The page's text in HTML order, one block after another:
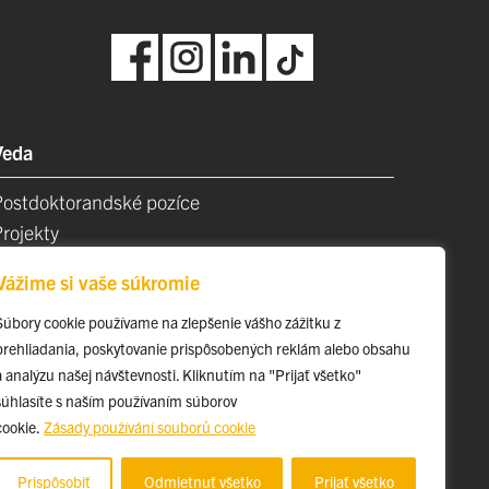
si vaše súkromie
cookie používame na zlepšenie vášho zážitku z
poskytovanie prispôsobených reklám alebo obsahu
analýzu našej návštevnosti. Kliknutím na "Prijať všetko"
s naším používaním súborov
Zásady používání souborů cookie
Prispôsobiť Odmietnuť všetko Prijať všetko
pozíce
UPJŠ
parky
publikačnej činnosti
a vymenúvacie konania